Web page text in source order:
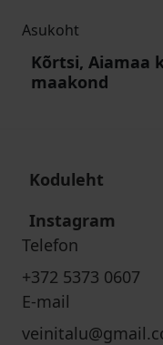
Asukoht
Kõrtsi, Aiamaa
maakond
Koduleht
Instagram
Telefon
+372 5373 0607
E-mail